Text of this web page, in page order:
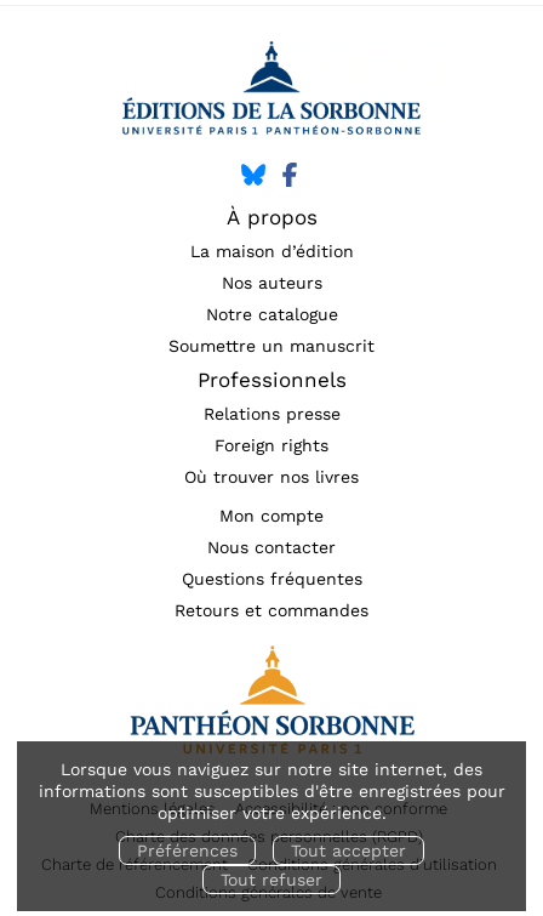
Lorsque vous naviguez sur notre site internet, des
informations sont susceptibles d'être enregistrées pour
optimiser votre expérience.
Préférences
Tout accepter
Tout refuser
À propos
La maison d’édition
Nos auteurs
Notre catalogue
Soumettre un manuscrit
Professionnels
Relations presse
Foreign rights
Où trouver nos livres
Mon compte
Nous contacter
Questions fréquentes
Retours et commandes
Mentions légales
Accessibilité : non conforme
Charte des données personnelles (RGPD)
Charte de référencement
Conditions générales d’utilisation
Conditions générales de vente